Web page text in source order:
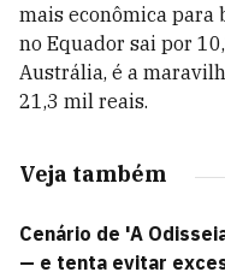
mais econômica para
no Equador sai por
Austrália, é a
21,3 mil reais.
Veja também
Cenário de 'A
— e tenta evitar